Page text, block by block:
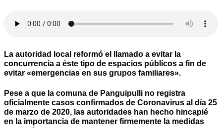
La autoridad local reformó el llamado a evitar la
concurrencia a éste tipo de espacios públicos a fin de
evitar «emergencias en sus grupos familiares».
Pese a que la comuna de Panguipulli no registra
oficialmente casos confirmados de Coronavirus al día 25
de marzo de 2020, las autoridades han hecho hincapié
en la importancia de mantener firmemente la medidas